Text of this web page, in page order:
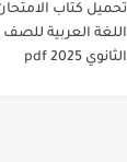
تحميل كتاب
اللغة العربية للصف
الثانوي 2025 pdf